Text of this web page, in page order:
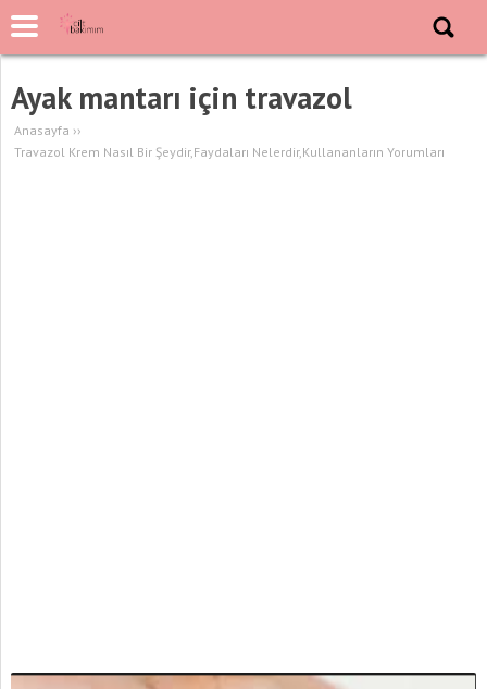
Ayak mantarı için travazol
Anasayfa ››
Travazol Krem Nasıl Bir Şeydir,Faydaları Nelerdir,Kullananların Yorumları